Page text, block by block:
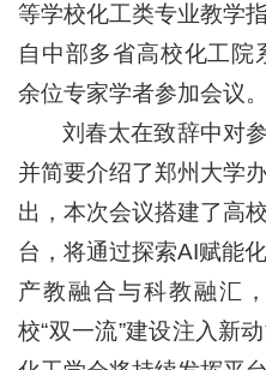
等学校化工类专业教学
自中部多省高校化工院
余位专家学者参加会议。
刘春太在致辞中对
并简要介绍了郑州大学
出，本次会议搭建了高
台，将通过探索AI赋能
产教融合与科教融汇
校“双一流”建设注入新